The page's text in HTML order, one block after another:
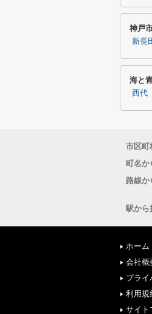
神戸
新長
海と
西代
市区町
町名か
路線か
駅から
ホーム
会社概
プライ
利用規
サイト